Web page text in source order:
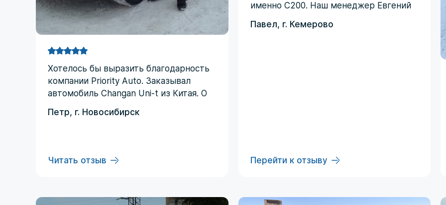
Хотелоcь бы выразить благодарность
компании Priority Аuto. Заказывал
автомобиль Changan Uni-t из Китая. О
компании узнал от друзей и коллег по
работе. Работал со мной менеджер
опасения по условиям выполнения
Петр, г. Новосибирск
Читать отзыв
именно C200. Наш менеджер Евгений
автомобиль был куплен с первой
Павел, г. Кемерово
Перейти к отзыву